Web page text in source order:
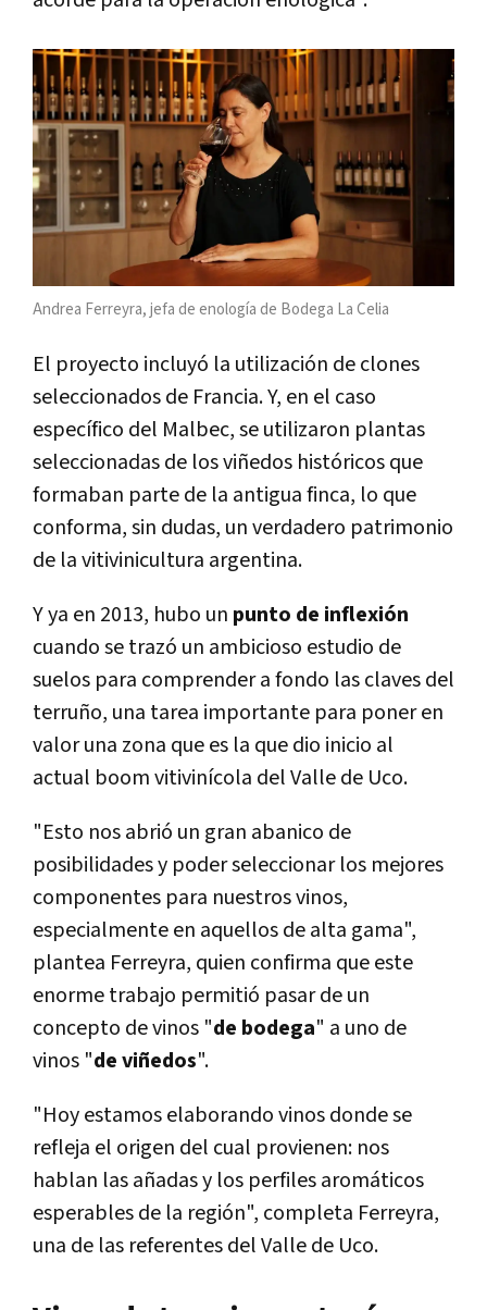
Andrea Ferreyra, jefa de enología de Bodega La Celia
El proyecto incluyó la utilización de clones
seleccionados de Francia. Y, en el caso
específico del Malbec, se utilizaron plantas
seleccionadas de los viñedos históricos que
formaban parte de la antigua finca, lo que
conforma, sin dudas, un verdadero patrimonio
de la vitivinicultura argentina.
Y ya en 2013, hubo un punto de inflexión
cuando se trazó un ambicioso estudio de
suelos para comprender a fondo las claves del
terruño, una tarea importante para poner en
valor una zona que es la que dio inicio al
actual boom vitivinícola del Valle de Uco.
"Esto nos abrió un gran abanico de
posibilidades y poder seleccionar los mejores
componentes para nuestros vinos,
especialmente en aquellos de alta gama",
plantea Ferreyra, quien confirma que este
enorme trabajo permitió pasar de un
concepto de vinos "de bodega" a uno de
vinos "de viñedos".
"Hoy estamos elaborando vinos donde se
refleja el origen del cual provienen: nos
hablan las añadas y los perfiles aromáticos
esperables de la región", completa Ferreyra,
una de las referentes del Valle de Uco.